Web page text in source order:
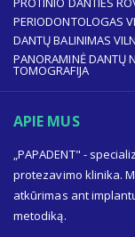
PERIODONTOLOGAS
DANTŲ BALINIMAS
PANORAMINĖ DANTŲ
TOMOGRAFIJA
APIE MUS
„PAPADENT" -
protezavimo klinika.
atkūrimas ant
metodiką.